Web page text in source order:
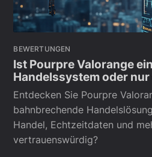
BEWERTUNGEN
Ist Pourpre Valorange
Handelssystem oder
Entdecken Sie Pourpre
bahnbrechende
Handel, Echtzeitdaten und
vertrauenswürdig?